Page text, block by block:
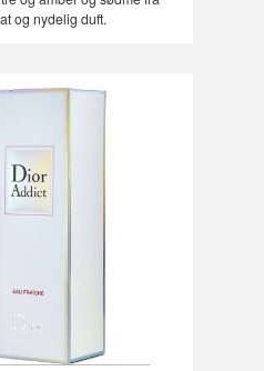
og nydelig duft.